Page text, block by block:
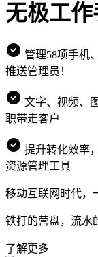
无极工作
管理58项手机
推送管理员！
文字、视频、
职带走客户
提升转化效率
资源管理工具
移动互联网时代，
铁打的营盘，流水
了解更多